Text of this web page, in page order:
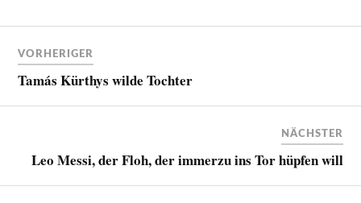
VORHERIGER
Tamás Kürthys wilde Tochter
NÄCHSTER
Leo Messi, der Floh, der immerzu ins Tor hüpfen will